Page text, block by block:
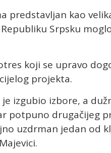
predstavljan kao
Srpsku
koji se upravo
projekta.
izgubio izbore, a
potpuno drugačijeg
uzdrman jedan od